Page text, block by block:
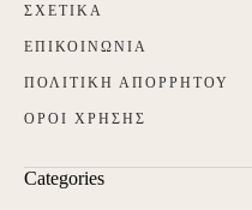
ΣΧΕΤΙΚΑ
ΕΠΙΚΟΙΝΩΝΙΑ
ΠΟΛΙΤΙΚΗ ΑΠΟΡΡΗΤΟΥ
ΟΡΟΙ ΧΡΗΣΗΣ
Categories